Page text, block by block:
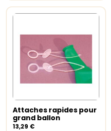
Ajouter au panier
Attaches rapides pour
grand ballon
13,29 €